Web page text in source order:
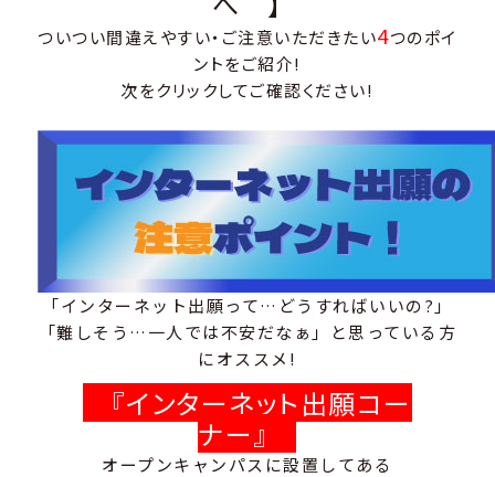
ついつい間違えやすい・ご注意いただきたい4つのポイ
ントをご紹介!
次をクリックしてご確認ください!
「インターネット出願って…どうすればいいの?」
「難しそう…一人では不安だなぁ」と思っている方
にオススメ!
『インターネット出願コー
ナー』
オープンキャンパスに設置してある